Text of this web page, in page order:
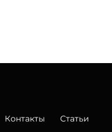
Контакты
Статьи